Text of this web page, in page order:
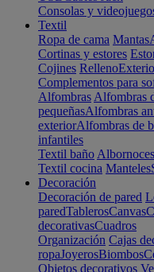
Consolas y
Textil
Ropa de cama Mantas
Cortinas y estores
Cojines Relleno
Complementos para
Alfombras Alfombras
pequeñasAlfombras
exteriorAlfombras de
infantiles
Textil baño Albornoces
Textil cocina Manteles
Decoración
Decoración de pared
paredTablerosCanvas
decorativasCuadros
Organización Cajas
ropaJoyerosBiombos
Objetos decorativos